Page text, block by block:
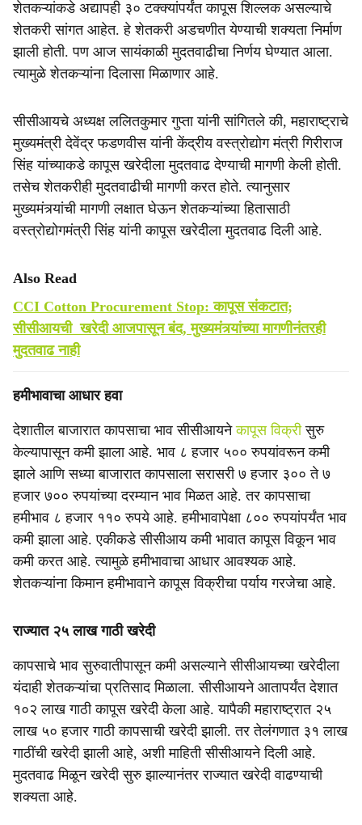
शेतकऱ्यांकडे अद्यापही ३० टक्क्यांपर्यंत कापूस शिल्लक असल्याचे
शेतकरी सांगत आहेत. हे शेतकरी अडचणीत येण्याची शक्यता निर्माण
झाली होती. पण आज सायंकाळी मुदतवाढीचा निर्णय घेण्यात आला.
त्यामुळे शेतकऱ्यांना दिलासा मिळाणार आहे.
सीसीआयचे अध्यक्ष ललितकुमार गुप्ता यांनी सांगितले की, महाराष्ट्राचे
मुख्यमंत्री देवेंद्र फडणवीस यांनी केंद्रीय वस्त्रोद्योग मंत्री गिरीराज
सिंह यांच्याकडे कापूस खरेदीला मुदतवाढ देण्याची मागणी केली होती.
तसेच शेतकरीही मुदतवाढीची मागणी करत होते. त्यानुसार
मुख्यमंत्र्यांची मागणी लक्षात घेऊन शेतकऱ्यांच्या हितासाठी
वस्त्रोद्योगमंत्री सिंह यांनी कापूस खरेदीला मुदतवाढ दिली आहे.
Also Read
CCI Cotton Procurement Stop: कापूस संकटात;
सीसीआयची खरेदी आजपासून बंद, मुख्यमंत्र्यांच्या मागणीनंतरही
मुदतवाढ नाही
हमीभावाचा आधार हवा
देशातील बाजारात कापसाचा भाव सीसीआयनेकापूस विक्रीसुरु
केल्यापासून कमी झाला आहे. भाव ८ हजार ५०० रुपयांवरून कमी
झाले आणि सध्या बाजारात कापसाला सरासरी ७ हजार ३०० ते ७
हजार ७०० रुपयांच्या दरम्यान भाव मिळत आहे. तर कापसाचा
हमीभाव ८ हजार ११० रुपये आहे. हमीभावापेक्षा ८०० रुपयांपर्यंत भाव
कमी झाला आहे. एकीकडे सीसीआय कमी भावात कापूस विकून भाव
कमी करत आहे. त्यामुळे हमीभावाचा आधार आवश्यक आहे.
शेतकऱ्यांना किमान हमीभावाने कापूस विक्रीचा पर्याय गरजेचा आहे.
राज्यात २५ लाख गाठी खरेदी
कापसाचे भाव सुरुवातीपासून कमी असल्याने सीसीआयच्या खरेदीला
यंदाही शेतकऱ्यांचा प्रतिसाद मिळाला. सीसीआयने आतापर्यंत देशात
१०२ लाख गाठी कापूस खरेदी केला आहे. यापैकी महाराष्ट्रात २५
लाख ५० हजार गाठी कापसाची खरेदी झाली. तर तेलंगणात ३१ लाख
गाठींची खरेदी झाली आहे, अशी माहिती सीसीआयने दिली आहे.
मुदतवाढ मिळून खरेदी सुरु झाल्यानंतर राज्यात खरेदी वाढण्याची
शक्यता आहे.